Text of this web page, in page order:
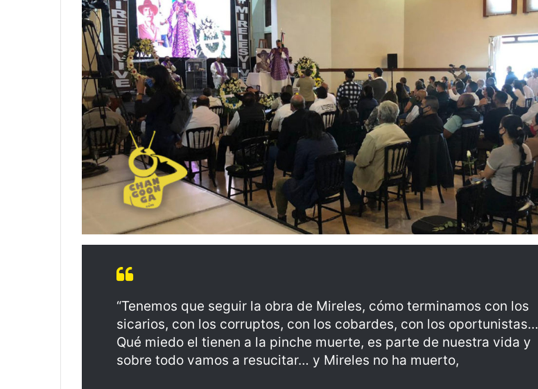
“Tenemos que seguir la obra de Mireles, cómo terminamos con los
sicarios, con los corruptos, con los cobardes, con los oportunistas…
Qué miedo el tienen a la pinche muerte, es parte de nuestra vida y
sobre todo vamos a resucitar… y Mireles no ha muerto,